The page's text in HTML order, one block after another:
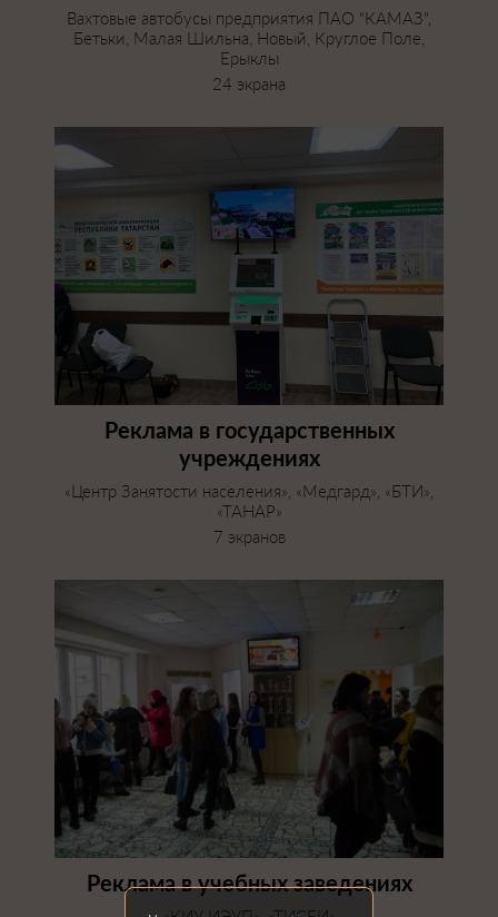
Вахтовые автобусы предприятия ПАО "КАМАЗ",
Бетьки, Малая Шильна, Новый, Круглое Поле,
Ерыклы
24 экрана
Реклама в государственных
учреждениях
«Центр Занятости населения», «Медгард», «БТИ»,
«ТАНАР»
7 экранов
Реклама в учебных заведениях